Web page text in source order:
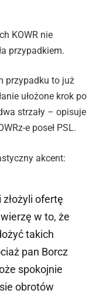
KOWR nie
przypadkiem.
przypadku to już
ułożone krok po
strzały – opisuje
e poseł PSL.
akcent:
ofertę
w to, że
takich
pan Borcz
spokojnie
obrotów